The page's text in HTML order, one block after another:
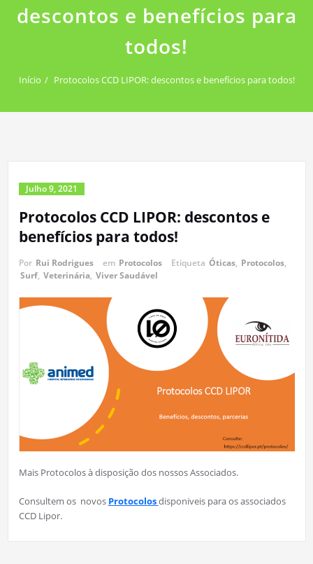
descontos e benefícios para
todos!
Início Protocolos CCD LIPOR: descontos e benefícios para todos!
Julho 9, 2021
Protocolos CCD LIPOR: descontos e
benefícios para todos!
Por Rui Rodrigues em Protocolos Etiqueta Óticas, Protocolos,
Surf, Veterinária, Viver Saudável
Mais Protocolos à disposição dos nossos Associados.
Consultem os novos Protocolosdisponiveis para os associados
CCD Lipor.